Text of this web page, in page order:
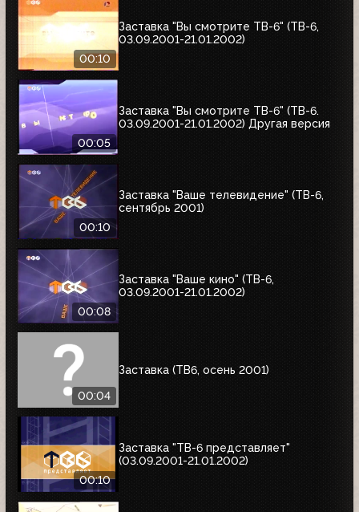
00:10
Заставка "Вы смотрите ТВ-6" (ТВ-6,
03.09.2001-21.01.2002)
00:05
Заставка "Вы смотрите ТВ-6" (ТВ-6.
03.09.2001-21.01.2002) Другая версия
00:10
Заставка "Ваше телевидение" (ТВ-6,
сентябрь 2001)
00:08
Заставка "Ваше кино" (ТВ-6,
03.09.2001-21.01.2002)
00:04
Заставка (ТВ6, осень 2001)
00:10
Заставка "ТВ-6 представляет"
(03.09.2001-21.01.2002)